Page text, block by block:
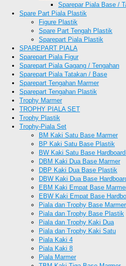
Sparepar Piala Base /
Spare Part Piala Plastik
Figure Plastik
Spare Part Tengah Plastik
Sparepart Piala Plastik
SPAREPART PIALA
Sparepart Piala Figur
Sparepart Piala Gagang / Tengahan
Sparepart Piala Tatakan / Base
Sparepart Tengahan Marmer
Sparepart Tengahan Plastik
Trophy Marmer
TROPHY PIALA SET
Trophy Plastik
Trophy-Piala Set
BM Kaki Satu Base Marmer
BP Kaki Satu Base Plastik
BW Kaki Satu Base
DBM Kaki Dua Base Marmer
DBP Kaki Dua Base Plastik
DBW Kaki Dua Base
EBM Kaki Empat Base
EBW Kaki Empat Base
Piala dan Trophy Base Marmer
Piala dan Trophy Base Plastik
Piala dan Trophy Kaki Dua
Piala dan Trophy Kaki Satu
Piala Kaki 4
Piala Kaki 8
Piala Marmer